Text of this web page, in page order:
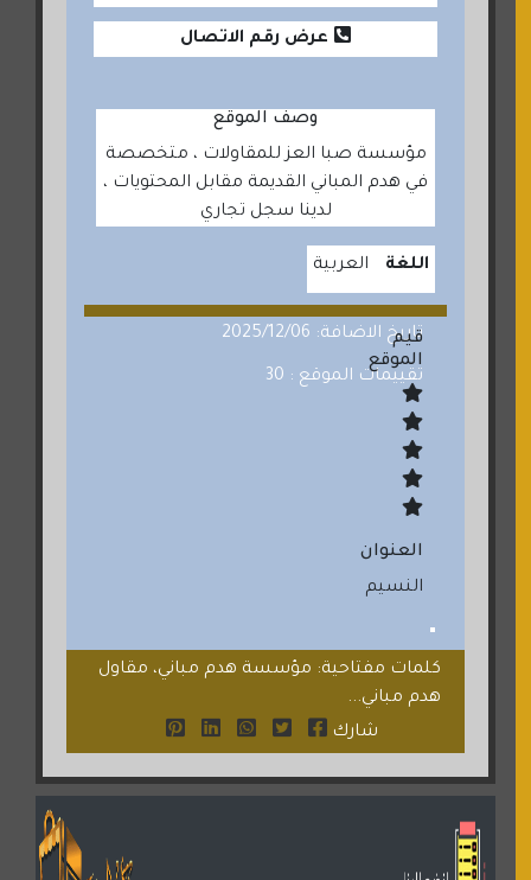
عرض رقم الاتصال
وصف الموقع
مؤسسة صبا العز للمقاولات ، متخصصة
في هدم المباني القديمة مقابل المحتويات ،
لدينا سجل تجاري
اللغة العربية
تاريخ الاضافة: 2025/12/06
تقييمات الموقع : 30
قيم
الموقع
العنوان
النسيم
كلمات مفتاحية: مؤسسة هدم مباني، مقاول
هدم مباني...
شارك